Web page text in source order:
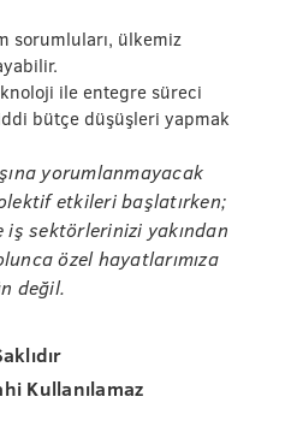
sorumluları, ülkemiz
ile entegre süreci
bütçe düşüşleri yapmak
yorumlanmayacak
etkileri başlatırken;
iş sektörlerinizi yakından
özel hayatlarımıza
değil.
Kullanılamaz